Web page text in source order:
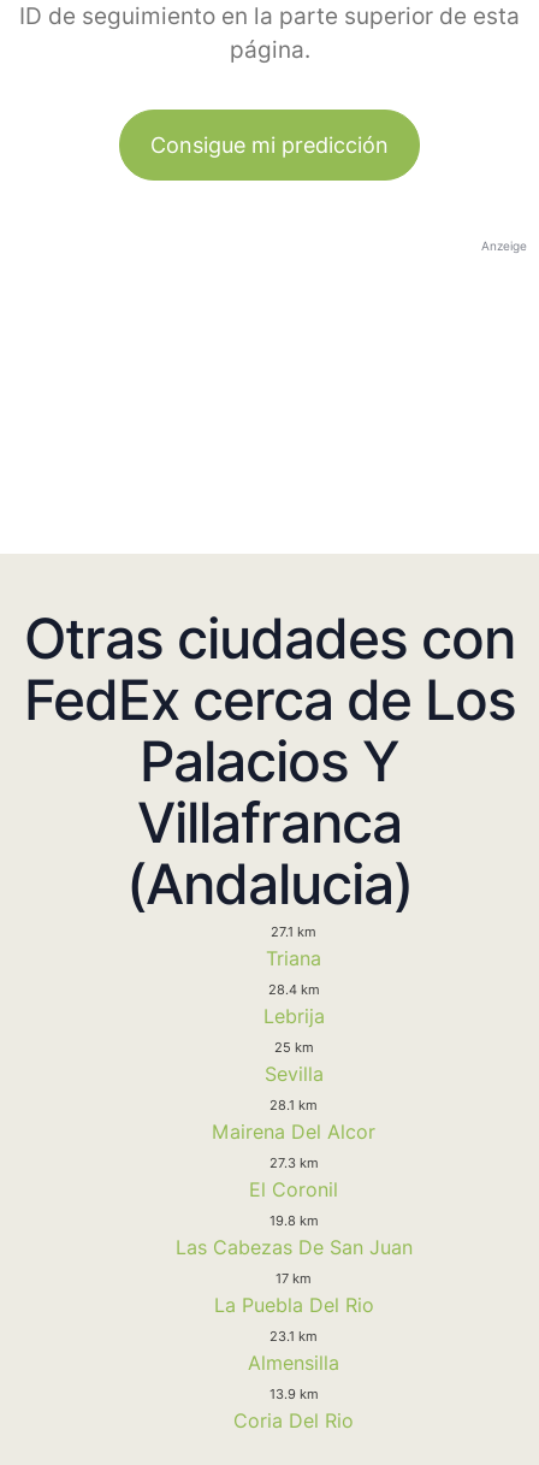
ID de seguimiento en la parte superior de esta
página.
Consigue mi predicción
Anzeige
Otras ciudades con
FedEx cerca de Los
Palacios Y
Villafranca
(Andalucia)
27.1 km
Triana
28.4 km
Lebrija
25 km
Sevilla
28.1 km
Mairena Del Alcor
27.3 km
El Coronil
19.8 km
Las Cabezas De San Juan
17 km
La Puebla Del Rio
23.1 km
Almensilla
13.9 km
Coria Del Rio